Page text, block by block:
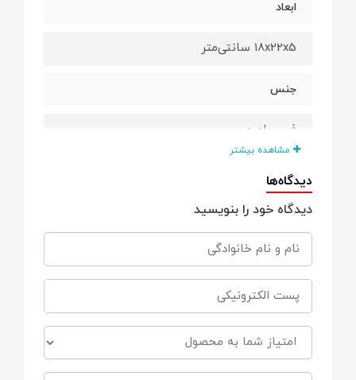
ابعاد
18x22x5 سانتی‌متر
جنس
فیبر بامبو
قابلیت شست‌وشو
توسط دست
توسط ماشین ظرف‌شویی
سایر توضیحات
5 تکه شامل بشقاب، کاسه، لیوان، قاشق و
چنگال - شستشو با دست - برگشت پذیر به
چرخه طبیعت-وزن بسیار سبک و مقاوم
مشاهده بیشتر
دیدگاه‌ها
دیدگاه خود را بنویسید